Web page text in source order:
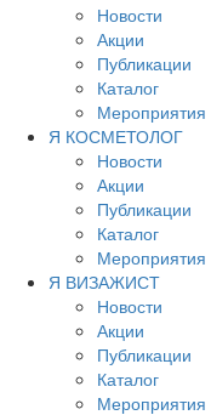
Новости
Акции
Публикации
Каталог
Мероприятия
Я КОСМЕТОЛОГ
Новости
Акции
Публикации
Каталог
Мероприятия
Я ВИЗАЖИСТ
Новости
Акции
Публикации
Каталог
Мероприятия